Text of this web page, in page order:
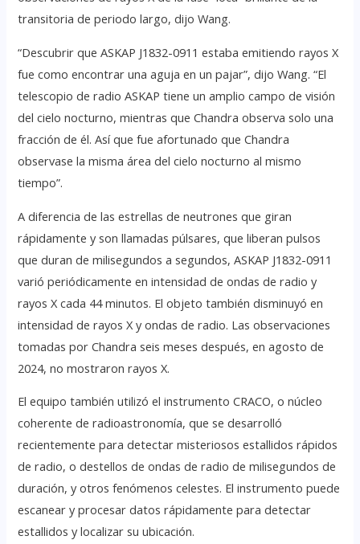
transitoria de periodo largo, dijo Wang.
“Descubrir que ASKAP J1832-0911 estaba emitiendo rayos X
fue como encontrar una aguja en un pajar”, dijo Wang. “El
telescopio de radio ASKAP tiene un amplio campo de visión
del cielo nocturno, mientras que Chandra observa solo una
fracción de él. Así que fue afortunado que Chandra
observase la misma área del cielo nocturno al mismo
tiempo”.
A diferencia de las estrellas de neutrones que giran
rápidamente y son llamadas púlsares, que liberan pulsos
que duran de milisegundos a segundos, ASKAP J1832-0911
varió periódicamente en intensidad de ondas de radio y
rayos X cada 44 minutos. El objeto también disminuyó en
intensidad de rayos X y ondas de radio. Las observaciones
tomadas por Chandra seis meses después, en agosto de
2024, no mostraron rayos X.
El equipo también utilizó el instrumento CRACO, o núcleo
coherente de radioastronomía, que se desarrolló
recientemente para detectar misteriosos estallidos rápidos
de radio, o destellos de ondas de radio de milisegundos de
duración, y otros fenómenos celestes. El instrumento puede
escanear y procesar datos rápidamente para detectar
estallidos y localizar su ubicación.